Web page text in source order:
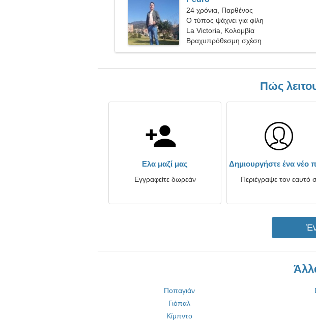
24 χρόνια, Παρθένος
Ο τύπος ψάχνει για φίλη
La Victoria, Κολομβία
Βραχυπρόθεσμη σχέση
Πώς
Ελα μαζί μας
Εγγραφείτε δωρεάν
Δημιουργήστε ένα νέο
Περιέγραψε τον εαυτό
Ποπαγιάν
Γιόπαλ
Κίμπντο